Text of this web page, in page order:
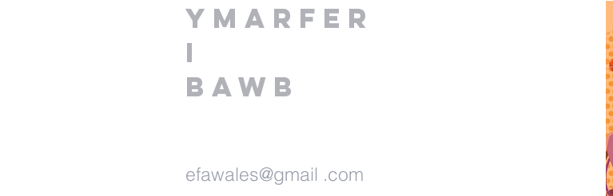
Ymarfer
i
Bawb
efawales@gmail .com